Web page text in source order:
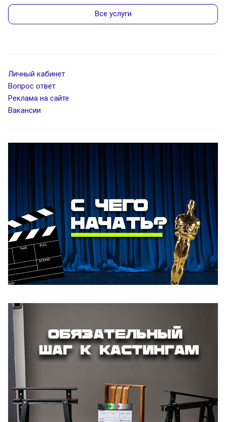
Все услуги
Личный кабинет
Вопрос ответ
Реклама на сайте
Вакансии